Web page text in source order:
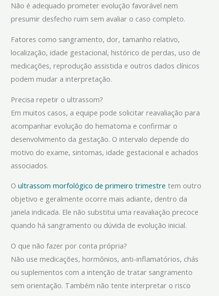
Não é adequado prometer evolução favorável nem
presumir desfecho ruim sem avaliar o caso completo.
Fatores como sangramento, dor, tamanho relativo,
localização, idade gestacional, histórico de perdas, uso de
medicações, reprodução assistida e outros dados clínicos
podem mudar a interpretação.
Precisa repetir o ultrassom?
Em muitos casos, a equipe pode solicitar reavaliação para
acompanhar evolução do hematoma e confirmar o
desenvolvimento da gestação. O intervalo depende do
motivo do exame, sintomas, idade gestacional e achados
associados.
Oultrassom morfológico de primeiro trimestre tem outro
objetivo e geralmente ocorre mais adiante, dentro da
janela indicada. Ele não substitui uma reavaliação precoce
quando há sangramento ou dúvida de evolução inicial.
O que não fazer por conta própria?
Não use medicações, hormônios, anti-inflamatórios, chás
ou suplementos com a intenção de tratar sangramento
sem orientação. Também não tente interpretar o risco